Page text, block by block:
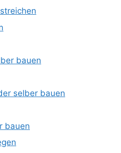
bauen
selber bauen
bauen